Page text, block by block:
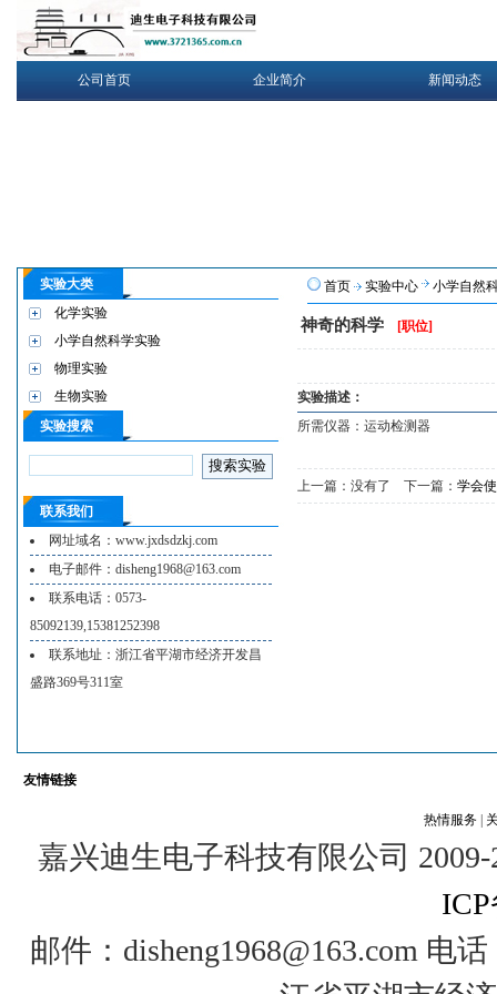
公司首页 企业简介 新闻动态
实验大类
化学实验
小学自然科学实验
物理实验
生物实验
实验搜索
联系我们
网址域名：www.jxdsdzkj.com
电子邮件：disheng1968@163.com
联系电话：0573-
85092139,15381252398
联系地址：浙江省平湖市经济开发昌
盛路369号311室
首页 实验中心 小学自然
神奇的科学 [职位]
实验描述：
所需仪器：运动检测器
上一篇：没有了 下一篇： 学会
友情链接
热情服务
嘉兴迪生电子科技有限公司 2009-
邮件：disheng1968@163.com 电